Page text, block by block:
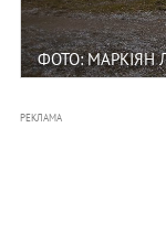
ФОТО: МАРКІЯН
РЕКЛАМА